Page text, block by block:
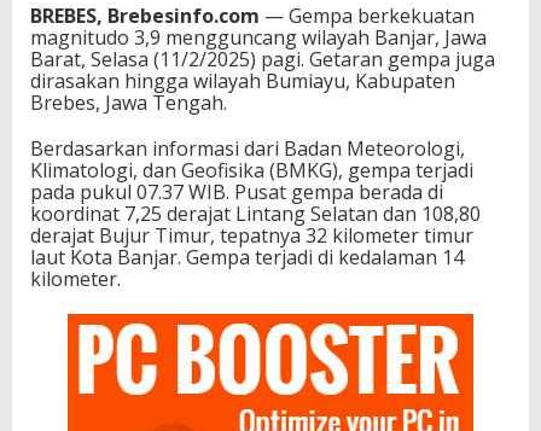
BREBES, Brebesinfo.com — Gempa berkekuatan
magnitudo 3,9 mengguncang wilayah Banjar, Jawa
Barat, Selasa (11/2/2025) pagi. Getaran gempa juga
dirasakan hingga wilayah Bumiayu, Kabupaten
Brebes, Jawa Tengah.
Berdasarkan informasi dari Badan Meteorologi,
Klimatologi, dan Geofisika (BMKG), gempa terjadi
pada pukul 07.37 WIB. Pusat gempa berada di
koordinat 7,25 derajat Lintang Selatan dan 108,80
derajat Bujur Timur, tepatnya 32 kilometer timur
laut Kota Banjar. Gempa terjadi di kedalaman 14
kilometer.